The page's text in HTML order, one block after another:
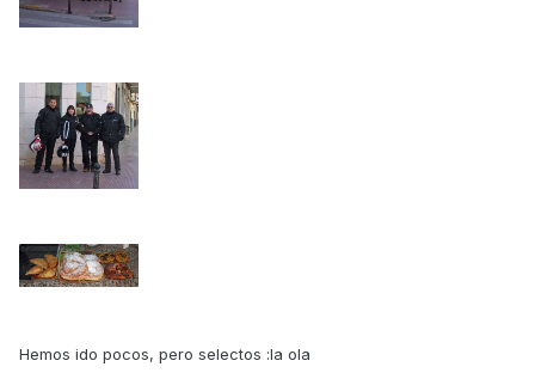
Hemos ido pocos, pero selectos :la ola